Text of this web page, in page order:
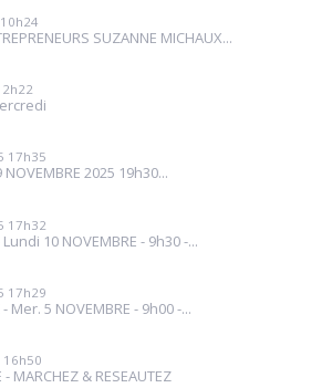
10h24
SUZANNE MICHAUX...
17h35
2025 19h30...
17h32
Lundi 10 NOVEMBRE - 9h30 -...
17h29
Mer. 5 NOVEMBRE - 9h00 -...
16h50
- MARCHEZ & RESEAUTEZ